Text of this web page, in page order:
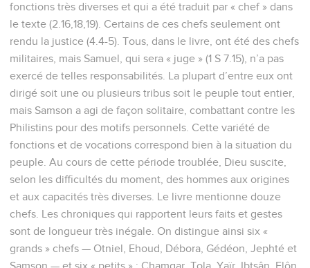
fonctions très diverses et qui a été traduit par « chef » dans
le texte (2.16,18,19). Certains de ces chefs seulement ont
rendu la justice (4.4-5). Tous, dans le livre, ont été des chefs
militaires, mais Samuel, qui sera « juge » (1 S 7.15), n’a pas
exercé de telles responsabilités. La plupart d’entre eux ont
dirigé soit une ou plusieurs tribus soit le peuple tout entier,
mais Samson a agi de façon solitaire, combattant contre les
Philistins pour des motifs personnels. Cette variété de
fonctions et de vocations correspond bien à la situation du
peuple. Au cours de cette période troublée, Dieu suscite,
selon les difficultés du moment, des hommes aux origines
et aux capacités très diverses. Le livre mentionne douze
chefs. Les chroniques qui rapportent leurs faits et gestes
sont de longueur très inégale. On distingue ainsi six «
grands » chefs — Otniel, Ehoud, Débora, Gédéon, Jephté et
Samson — et six « petits » : Chamgar, Tola, Yaïr, Ibtsân, Elôn